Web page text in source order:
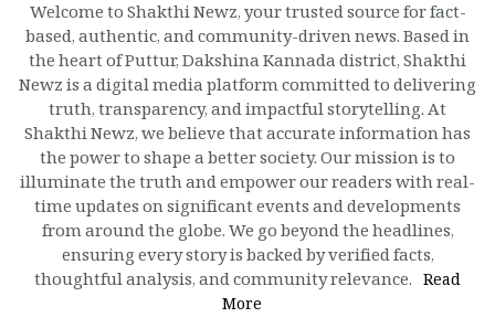
Welcome to Shakthi Newz, your trusted source for fact-
based, authentic, and community-driven news. Based in
the heart of Puttur, Dakshina Kannada district, Shakthi
Newz is a digital media platform committed to delivering
truth, transparency, and impactful storytelling. At
Shakthi Newz, we believe that accurate information has
the power to shape a better society. Our mission is to
illuminate the truth and empower our readers with real-
time updates on significant events and developments
from around the globe. We go beyond the headlines,
ensuring every story is backed by verified facts,
thoughtful analysis, and community relevance. Read
More